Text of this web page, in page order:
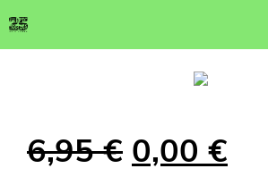
6,95€ 0,00€